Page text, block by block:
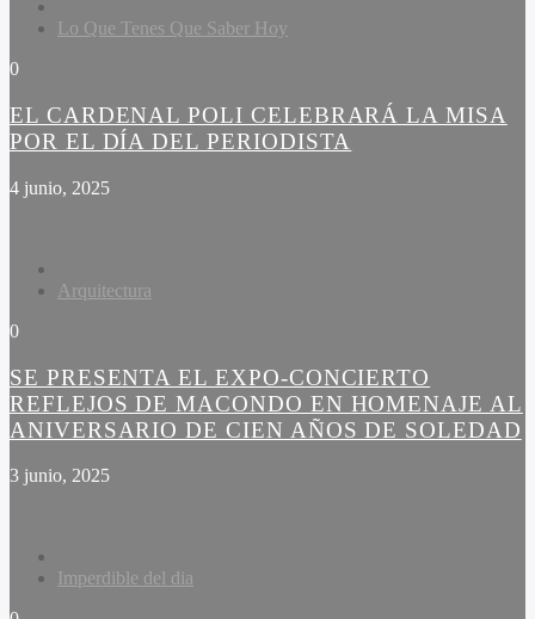
Lo Que Tenes Que Saber Hoy
0
EL CARDENAL POLI CELEBRARÁ LA MISA
POR EL DÍA DEL PERIODISTA
4 junio, 2025
Arquitectura
0
SE PRESENTA EL EXPO-CONCIERTO
REFLEJOS DE MACONDO EN HOMENAJE AL
ANIVERSARIO DE CIEN AÑOS DE SOLEDAD
3 junio, 2025
Imperdible del dia